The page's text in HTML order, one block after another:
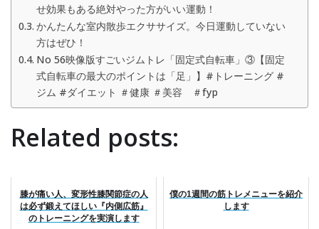
せ効果もある絶対やった方がいい運動！
かんたんな室内散歩エクササイズ。今日運動していない
方はぜひ！
No 56映像版すごいジムトレ「固定式自転車」③【固定
式自転車の最大のポイントは「足」】#トレーニング #
ジム #ダイエット ＃健康 ＃美容 ＃fyp
Related posts:
膝が痛い人、変形性膝関節症の人
は必ず鍛えてほしい『内側広筋』
のトレーニングを実演します
僕の1週間の筋トレメニューを紹介
します